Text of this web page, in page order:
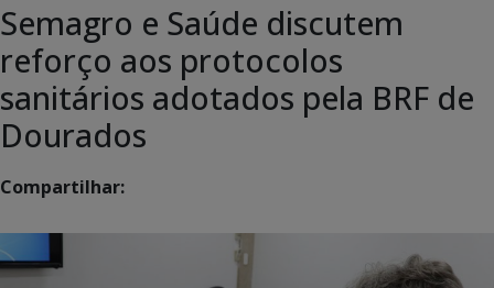
Semagro e Saúde discutem
reforço aos protocolos
sanitários adotados pela BRF de
Dourados
Compartilhar: